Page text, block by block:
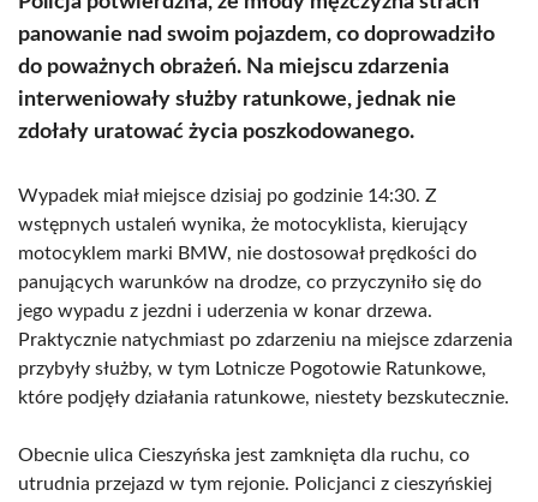
panowanie nad swoim pojazdem, co doprowadziło
do poważnych obrażeń. Na miejscu zdarzenia
interweniowały służby ratunkowe, jednak nie
zdołały uratować życia poszkodowanego.
Wypadek miał miejsce dzisiaj po godzinie 14:30. Z
wstępnych ustaleń wynika, że motocyklista, kierujący
motocyklem marki BMW, nie dostosował prędkości do
panujących warunków na drodze, co przyczyniło się do
jego wypadu z jezdni i uderzenia w konar drzewa.
Praktycznie natychmiast po zdarzeniu na miejsce zdarzenia
przybyły służby, w tym Lotnicze Pogotowie Ratunkowe,
które podjęły działania ratunkowe, niestety bezskutecznie.
Obecnie ulica Cieszyńska jest zamknięta dla ruchu, co
utrudnia przejazd w tym rejonie. Policjanci z cieszyńskiej